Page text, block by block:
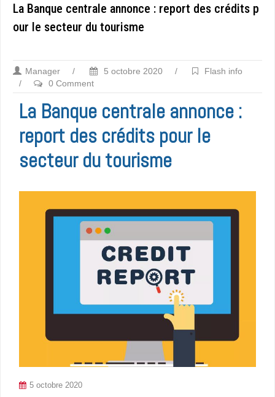
La Banque centrale annonce : report des crédits p
our le secteur du tourisme
Manager / 5 octobre 2020 /
Flash info
/
0 Comment
La Banque centrale annonce :
report des crédits pour le
secteur du tourisme
5 octobre 2020